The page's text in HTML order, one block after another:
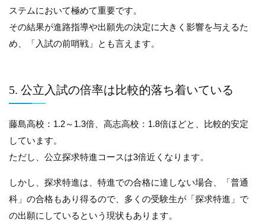
ステムにおいて極めて重要です。
その結果が進路指導や出願先の決定に大きく影響を与えるた
め、「入試の前哨戦」とも言えます。
5. 公立入試の倍率は比較的落ち着いている
藤島高校：1.2～1.3倍、高志高校：1.8倍ほどと、比較的安定
しています。
ただし、公立探求特進コースは3倍近くなります。
しかし、探求特進は、特進での合格に達しない場合、「普通
科」の合格もあり得るので、多くの受験生が「探求特進」で
の出願にしているという現状もあります。